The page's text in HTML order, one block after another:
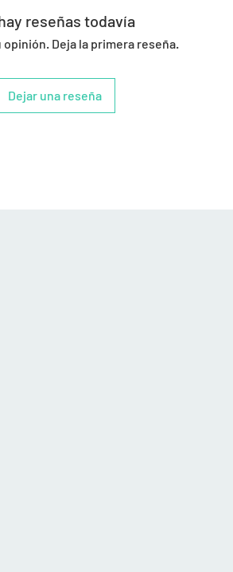
reseñas todavía
Deja la primera reseña.
Dejar una reseña